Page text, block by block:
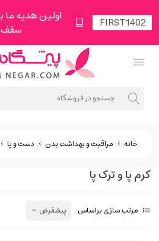
سقف 20 هزار تومان
خانه > مراقبت و بهداشت بدن > دست و پا >
کرم پا و ترک پا
مرتب سازی براساس: پیشفرض